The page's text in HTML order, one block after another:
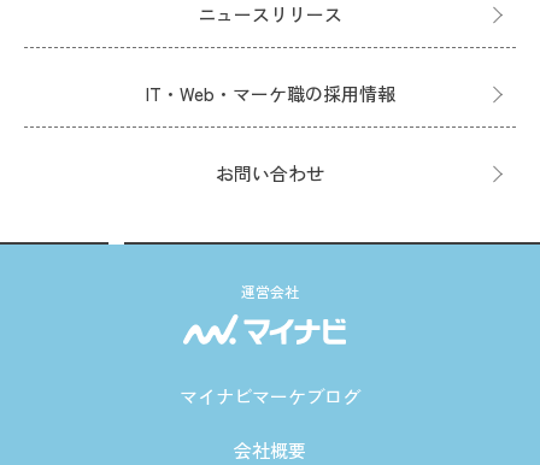
ニュースリリース
IT・Web・マーケ職の採用情報
お問い合わせ
運営会社
マイナビマーケブログ
会社概要